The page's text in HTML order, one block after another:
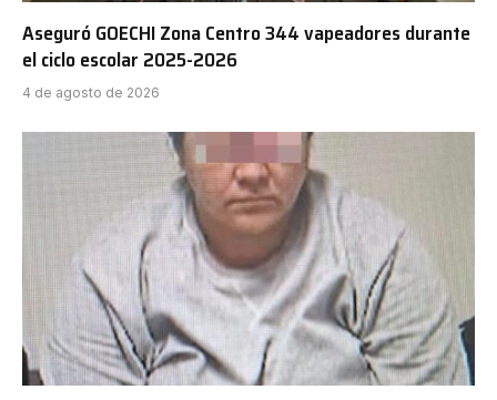
Aseguró GOECHI Zona Centro 344 vapeadores durante
el ciclo escolar 2025-2026
4 de agosto de 2026